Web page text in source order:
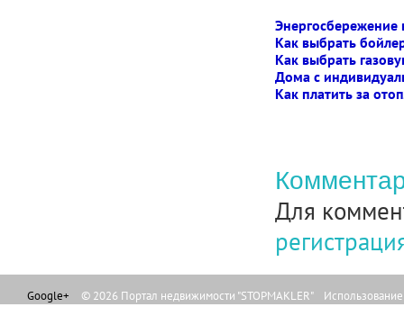
Энергосбережение
Как выбрать
Как выбрать
Дома с
Как платить за
Для
Google+ © 2026 Портал недвижимости "STOPMAKLER"